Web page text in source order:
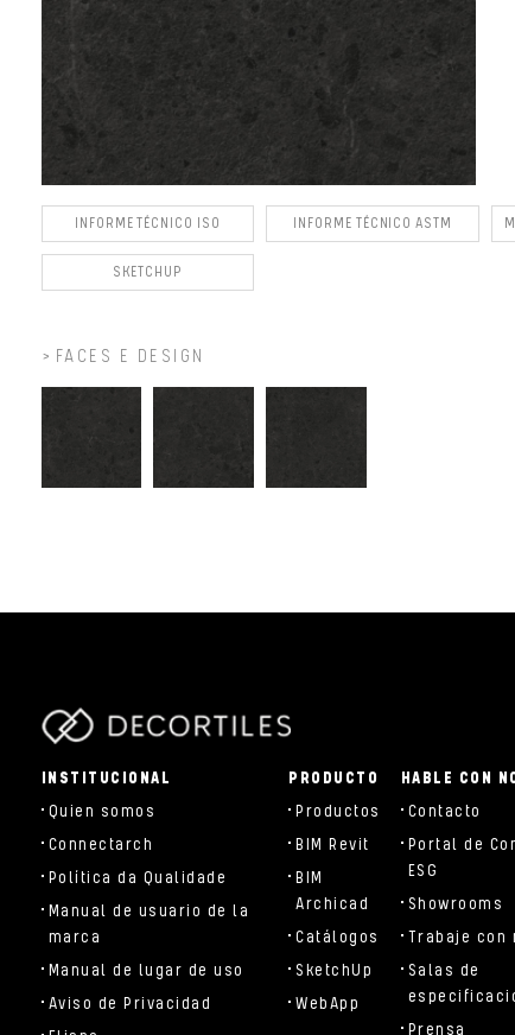
INFORME TÉCNICO ISO INFORME TÉCNICO ASTM
SKETCHUP
FACES E DESIGN
INSTITUCIONAL
Quien somos
Connectarch
Política da Qualidade
Manual de usuario de la
marca
Manual de lugar de uso
Aviso de Privacidad
PRODUCTO
Productos
BIM Revit
BIM
Archicad
Catálogos
SketchUp
WebApp
HABLE CON
Contacto
Portal de
ESG
Showrooms
Trabaje con
Salas de
Prensa